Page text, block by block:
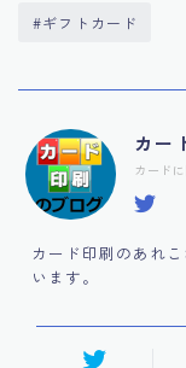
#ギフトカード
カー
カード
カード印刷のあれ
います。